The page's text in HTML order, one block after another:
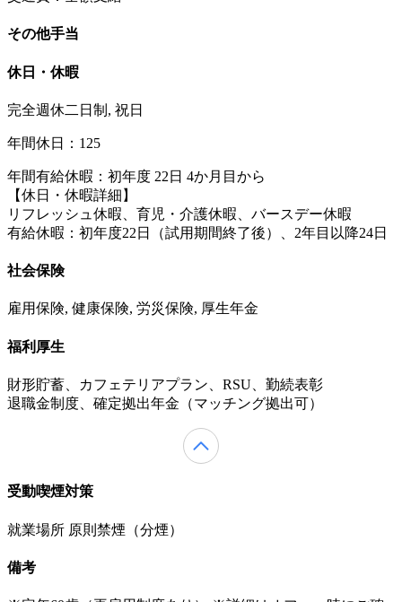
その他手当
休日・休暇
完全週休二日制, 祝日
年間休日：125
年間有給休暇：初年度 22日 4か月目から
【休日・休暇詳細】
リフレッシュ休暇、育児・介護休暇、バースデー休暇
有給休暇：初年度22日（試用期間終了後）、2年目以降24日
社会保険
雇用保険, 健康保険, 労災保険, 厚生年金
福利厚生
財形貯蓄、カフェテリアプラン、RSU、勤続表彰
退職金制度、確定拠出年金（マッチング拠出可）
受動喫煙対策
就業場所 原則禁煙（分煙）
備考